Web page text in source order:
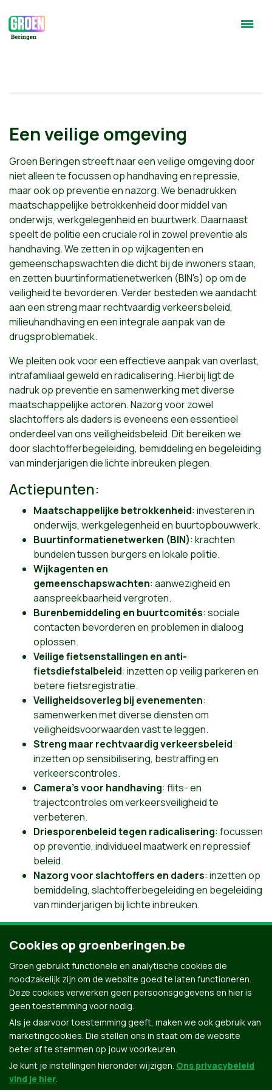
Een veilige omgeving
Groen Beringen streeft naar een veilige omgeving door
niet alleen te focussen op handhaving en repressie,
maar ook op preventie en nazorg. We benadrukken
maatschappelijke betrokkenheid door middel van
onderwijs, werkgelegenheid en buurtwerk. Daarnaast
speelt de politie een cruciale rol in zowel preventie als
handhaving. We zetten in op wijkagenten en
gemeenschapswachten die dicht bij de inwoners staan,
en zetten buurtinformatienetwerken (BIN's) op om de
veiligheid te bevorderen. Verder besteden we aandacht
aan een streng maar rechtvaardig verkeersbeleid,
milieuhandhaving en een integrale aanpak van de
drugsproblematiek.
We pleiten ook voor een effectieve aanpak van overlast,
intrafamiliaal geweld en radicalisering. Hierbij ligt de
nadruk op preventie en samenwerking met diverse
maatschappelijke actoren. Nazorg voor zowel
slachtoffers als daders is eveneens een essentieel
onderdeel van ons veiligheidsbeleid. Dit bereiken we
door slachtofferbegeleiding, bemiddeling en begeleiding
van minderjarigen die lichte inbreuken plegen.
Actiepunten:
Maatschappelijke betrokkenheid: investeren in
onderwijs, werkgelegenheid en buurtopbouwwerk.
Buurtinformatienetwerken (BIN): krachten
bundelen tussen burgers en lokale politie.
Wijkagenten en
gemeenschapswachten: aanwezigheid en
aanspreekbaarheid vergroten.
Burenbemiddeling en buurtcomités: sociale
contacten bevorderen en problemen in dialoog
oplossen.
Veilige fietsenstallingen en anti-
fietsdiefstalbeleid: inzetten op veilig parkeren en
betere fietsregistratie.
Veiligheidsoverleg bij evenementen:
samenwerken met diverse diensten om
veiligheidsvoorwaarden vast te leggen.
Streng maar rechtvaardig verkeersbeleid:
inzetten op sensibilisering, bestraffing en
verkeerscontroles.
Camera's voor handhaving: flits- en
trajectcontroles om verkeersveiligheid te
verbeteren.
Driesporenbeleid tegen radicalisering: focussen
op preventie, individueel maatwerk en repressief
beleid.
Nazorg voor slachtoffers en daders: inzetten op
bemiddeling, slachtofferbegeleiding en begeleiding
van minderjarigen bij lichte inbreuken.
Zo proberen we iedereen mee te krijgen voor een veilig
Beringen.
Download het volledige programma
Cookies op groenberingen.be
Groen gebruikt functionele en analytische cookies die
noodzakelijk zijn om de website goed te laten functioneren.
Deze cookies verwerken geen persoonsgegevens en hier is
geen toestemming voor nodig.
Als je daarvoor toestemming geeft, maken we ook gebruik van
marketingcookies. Die stellen ons in staat om de website
beter af te stemmen op jouw voorkeuren.
Je kunt je instellingen hieronder wijzigen. Ons privacybeleid
vind je hier.